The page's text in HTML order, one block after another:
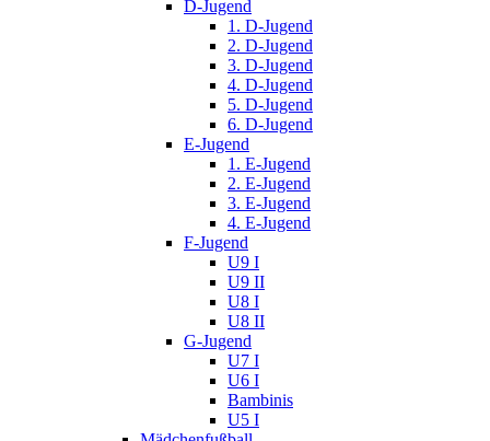
D-Jugend
1. D-Jugend
2. D-Jugend
3. D-Jugend
4. D-Jugend
5. D-Jugend
6. D-Jugend
E-Jugend
1. E-Jugend
2. E-Jugend
3. E-Jugend
4. E-Jugend
F-Jugend
U9 I
U9 II
U8 I
U8 II
G-Jugend
U7 I
U6 I
Bambinis
U5 I